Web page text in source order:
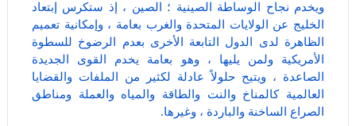
ويخدم نجاح الوساطة الصينية ؛ الصين ، إذ ستكرس إبتعاد
الخليج عن الولايات المتحدة والغرب بعامة ، وإمكانية تعميم
الظاهرة لدى الدول التابعة الأخرى بعدم الرضوخ للسطوة
الأمريكية ولمن يليها ، وهو بعامة يخدم القوى الجديدة
الصاعدة ، ويتيح حلولاً عادلة لكثير من الملفات والقضايا
العالمية كالمناخ والنت والطاقة والمياه والعملة ومناطق
الصراع الساخنة والباردة ، وغيرها.